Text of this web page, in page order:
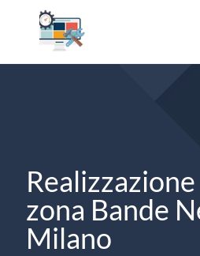
zona Bande
Milano